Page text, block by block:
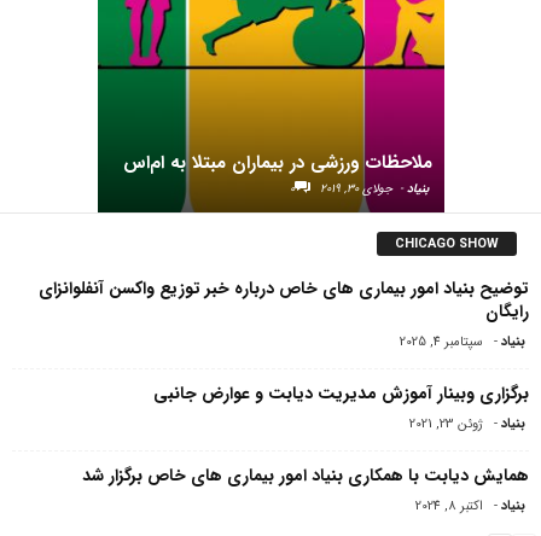
ملاحظات ورزشی در بیماران مبتلا به ام‌اس
بنیاد - جولای 30, 2019 0
CHICAGO SHOW
توضیح بنیاد امور بیماری های خاص درباره خبر توزیع واکسن آنفلوانزای
رایگان
بنیاد- سپتامبر 4, 2025
برگزاری وبینار آموزش مدیریت دیابت و عوارض جانبی
بنیاد- ژوئن 23, 2021
همایش دیابت با همکاری بنیاد امور بیماری های خاص برگزار شد
بنیاد- اکتبر 8, 2024